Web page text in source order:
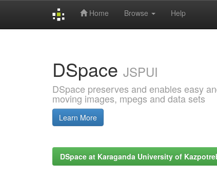
Home Browse Help
DSpace JSPUI
DSpace preserves and enables easy
moving images, mpegs and data sets
Learn More
DSpace at Karaganda University of